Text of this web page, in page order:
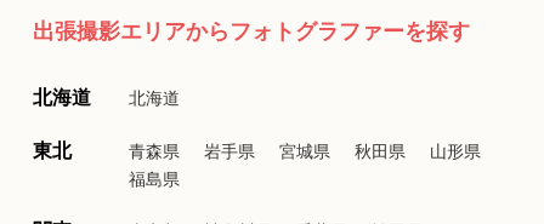
出張撮影エリアからフォトグラファーを探す
北海道 北海道
東北 青森県 岩手県 宮城県 秋田県
山形県
福島県